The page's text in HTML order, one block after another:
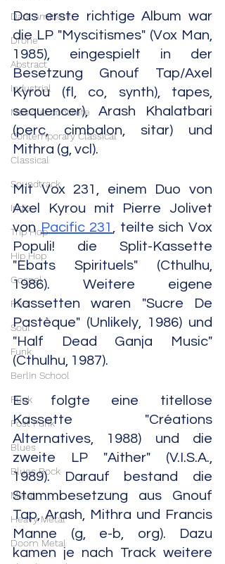
Dark Ambient
Drone
Abstract
Industrial
Musique concrète
Contemporary Classical
Classical
Soundtrack
India
Trip Hop
Hip Hop
Gospel
R&B
Soul
Funk
Berlin School
Punk
Post Punk
Blues
Blues Rock
Metal
Heavy Metal
Doom Metal
Das erste richtige Album war
die LP "Myscitismes" (Vox Man,
1985), eingespielt in der
Besetzung Gnouf Tap/Axel
Kyrou (fl, co, synth), tapes,
sequencer), Arash Khalatbari
(perc, cimbalon, sitar) und
Mithra (g, vcl).
Mit Vox 231, einem Duo von
Axel Kyrou mit Pierre Jolivet
von Pacific 231 , teilte sich Vox
Populi! die Split-Kassette
"Ebats Spirituels" (Cthulhu,
1986). Weitere eigene
Kassetten waren "Sucre De
Pastèque" (Unlikely, 1986) und
"Half Dead Ganja Music"
(Cthulhu, 1987).
Es folgte eine titellose
Kassette "Créations
Alternatives, 1988) und die
zweite LP "Aither" (V.I.S.A.,
1989). Darauf bestand die
Stammbesetzung aus Gnouf
Tap, Arash, Mithra und Francis
Manne (g, e-b, org). Dazu
kamen je nach Track weitere